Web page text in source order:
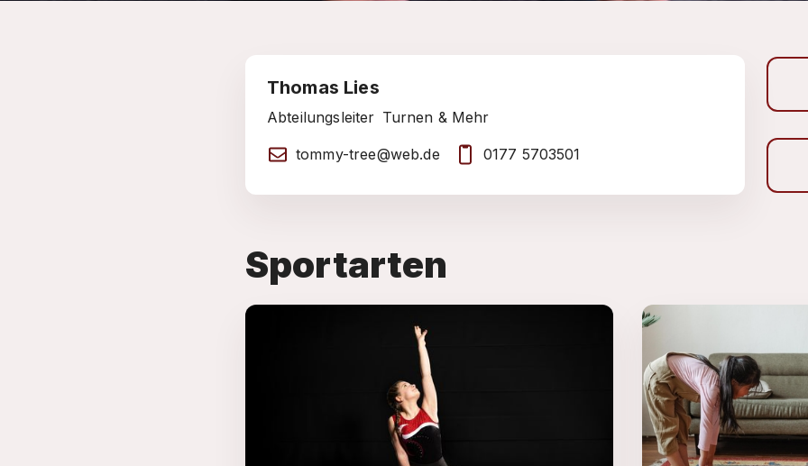
Thomas Lies
Abteilungsleiter Turnen & Mehr
tommy-tree@web.de 0177 5703501
Sportarten